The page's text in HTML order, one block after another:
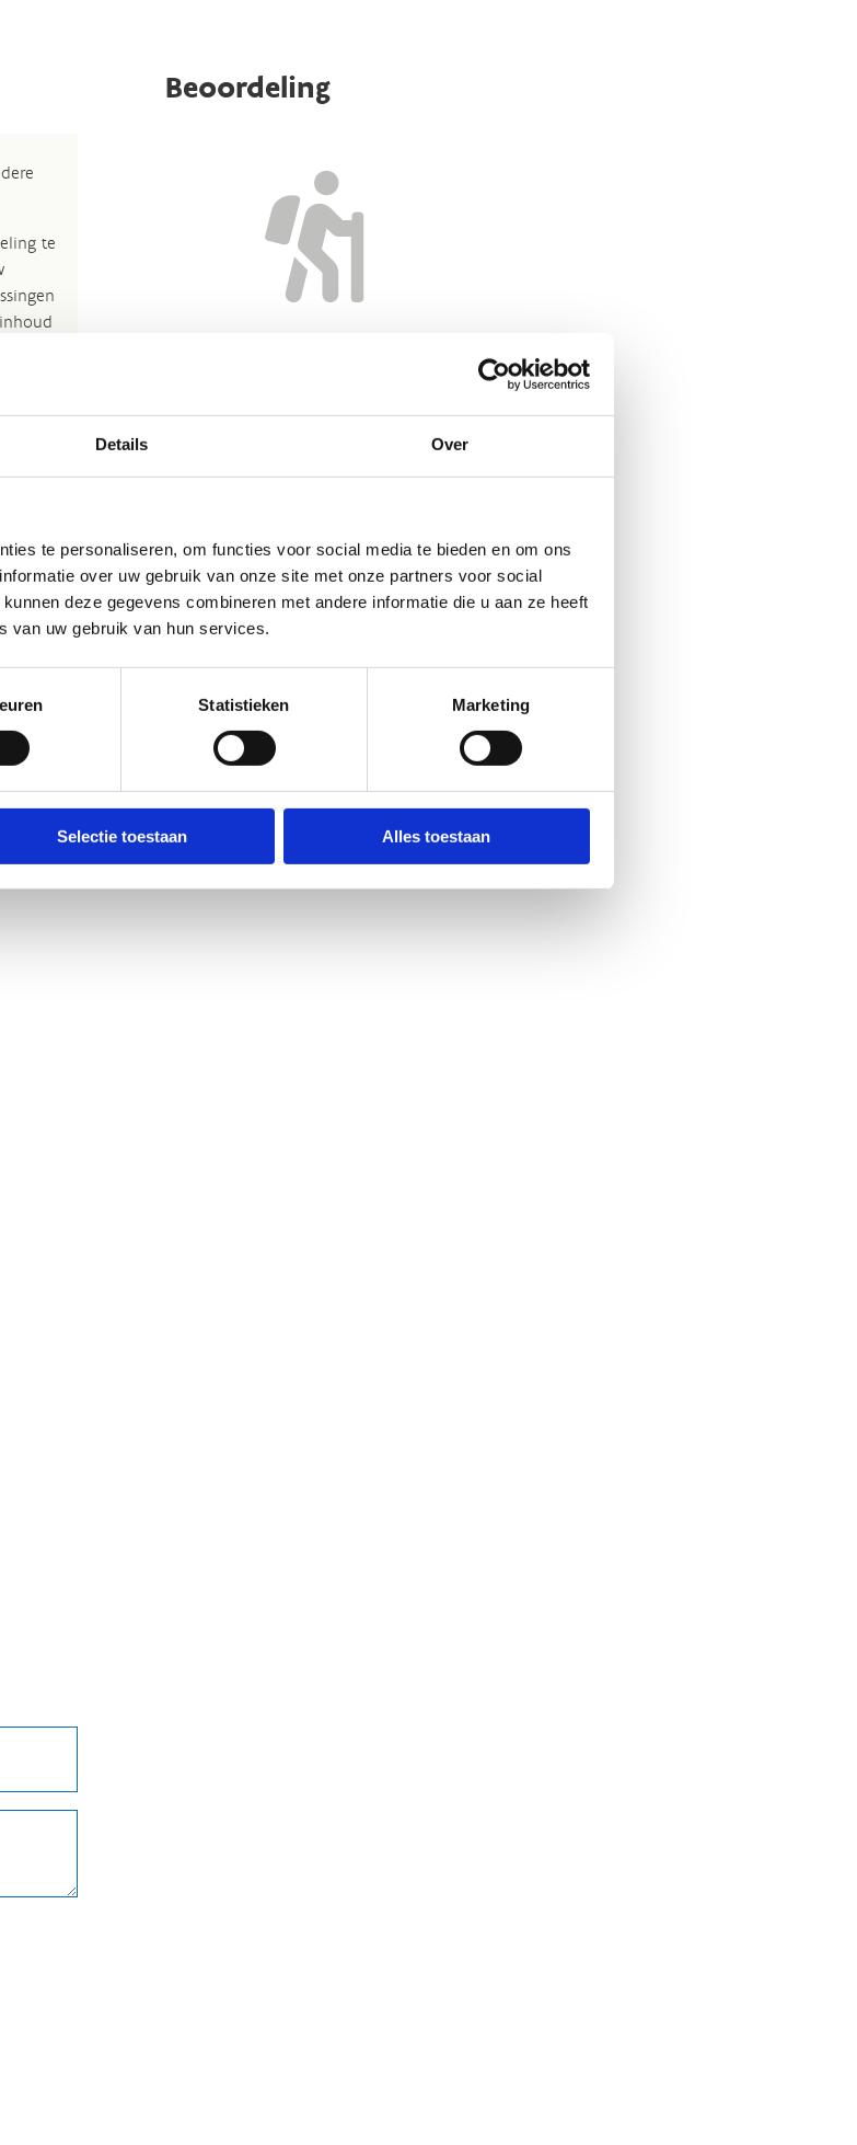
Details Over
te personaliseren, om functies voor social media te bieden en om ons
over uw gebruik van onze site met onze partners voor social
deze gegevens combineren met andere informatie die u aan ze heeft
van uw gebruik van hun services.
Statistieken Marketing
Selectie toestaan Alles toestaan
te
Beoordeling